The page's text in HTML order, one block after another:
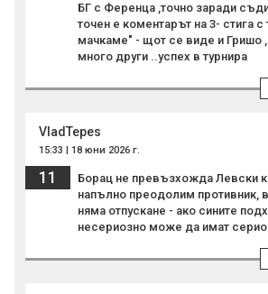
БГ с Ференца ,точно заради
точен е коментарът на 3- стига
мачкаме" - щот се виде и Гришо ,
много други ..успех в турнира
VladTepes
15:33 | 18 юни 2026 г.
11
Борац не превъзхожда Левски
напълно преодолим противник,
няма отпускане - ако сините
несериозно може да имат